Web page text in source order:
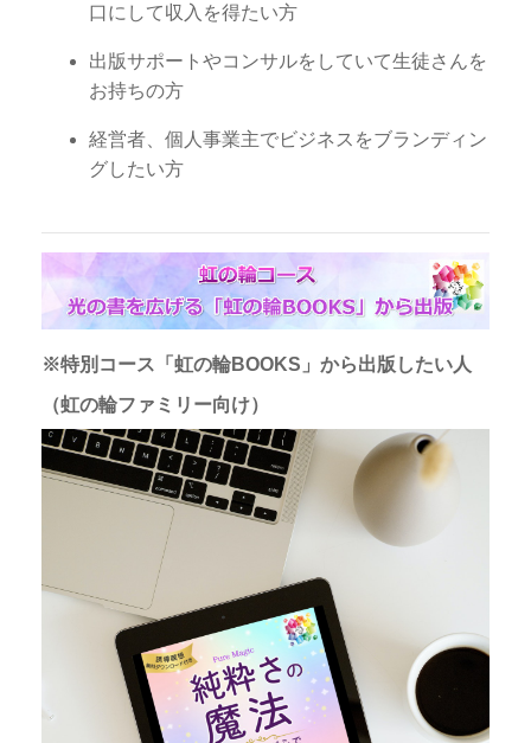
口にして収入を得たい方
出版サポートやコンサルをしていて生徒さんを
お持ちの方
経営者、個人事業主でビジネスをブランディン
グしたい方
※特別コース「虹の輪BOOKS」から出版したい人
（虹の輪ファミリー向け）